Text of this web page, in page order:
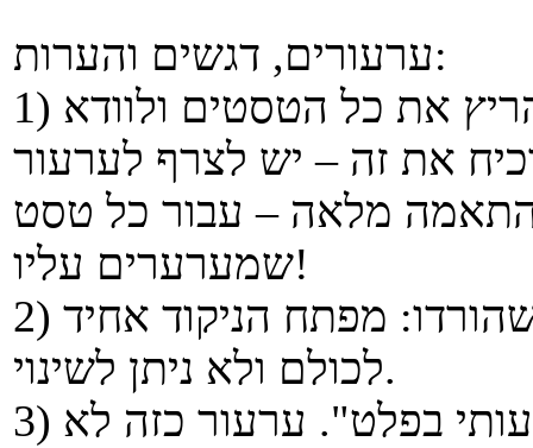
ערעורים, דגשים והערות:
1) על כל מי שמעוניין לערער – יש להריץ את כל הטסטים ולוודא
את זה – יש לצרף לערעור
מלאה – עבור כל טסט
שמערערים עליו!
2) אין לערער על מספר הנקודות שהורדו: מפתח הניקוד אחיד
לכולם ולא ניתן לשינוי.
3) אין לערער על "הבדל קטן ולא משמעותי בפלט". ערעור כזה לא